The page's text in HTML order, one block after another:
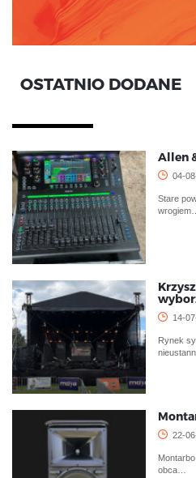
OSTATNIO DODANE
Allen
04-
Stare
wrogiem…
14-
Rynek
22-
obca…